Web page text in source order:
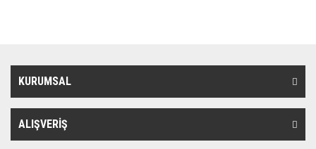
KURUMSAL
ALIŞVERİŞ